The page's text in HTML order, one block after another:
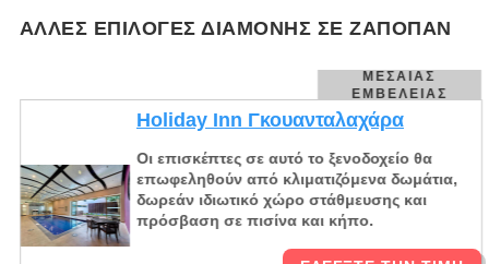
ΆΛΛΕΣ ΕΠΙΛΟΓΈΣ ΔΙΑΜΟΝΉΣ ΣΕ ΖΑΠΟΠΆΝ
ΜΕΣΑΊΑΣ
ΕΜΒΈΛΕΙΑΣ
Holiday Inn Γκουανταλαχάρα
Οι επισκέπτες σε αυτό το ξενοδοχείο θα
επωφεληθούν από κλιματιζόμενα δωμάτια,
δωρεάν ιδιωτικό χώρο στάθμευσης και
πρόσβαση σε πισίνα και κήπο.